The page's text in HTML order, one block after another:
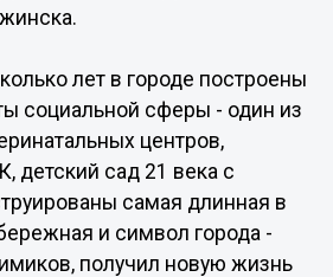
лет в городе построены
социальной сферы - один из
центров,
детский сад 21 века с
самая длинная в
и символ города -
получил новую жизнь